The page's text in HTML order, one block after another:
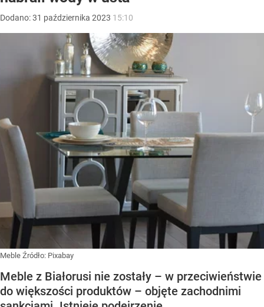
Dodano:31 października 2023 15:10
Meble Źródło: Pixabay
Meble z Białorusi nie zostały – w przeciwieństwie
do większości produktów – objęte zachodnimi